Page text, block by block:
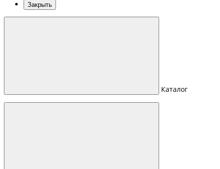
Закрыть
Каталог